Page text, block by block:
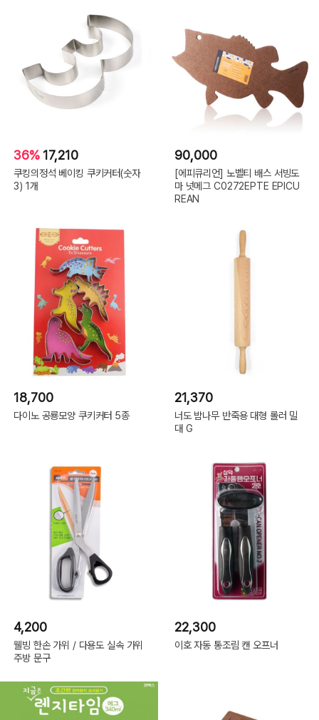
36% 17,210
쿠킹의정석 베이킹 쿠키커터(숫자
3) 1개
90,000
[에피큐리언] 노벨티 배스 서빙도
마 넛메그 C0272EPTE EPICU
REAN
18,700
다이노 공룡모양 쿠키커터 5종
21,370
너도 밤나무 반죽용 대형 롤러 밀
대 G
4,200
웰빙 한손 가위 / 다용도 실속 가위
주방 문구
22,300
이호 자동 통조림 캔 오프너